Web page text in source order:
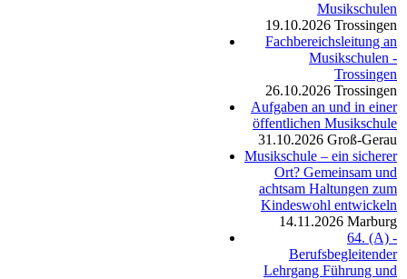
Musikschulen
19.10.2026 Trossingen
Fachbereichsleitung an
Musikschulen -
Trossingen
26.10.2026 Trossingen
Aufgaben an und in einer
öffentlichen Musikschule
31.10.2026 Groß-Gerau
Musikschule – ein sicherer
Ort? Gemeinsam und
achtsam Haltungen zum
Kindeswohl entwickeln
14.11.2026 Marburg
64. (A) -
Berufsbegleitender
Lehrgang Führung und